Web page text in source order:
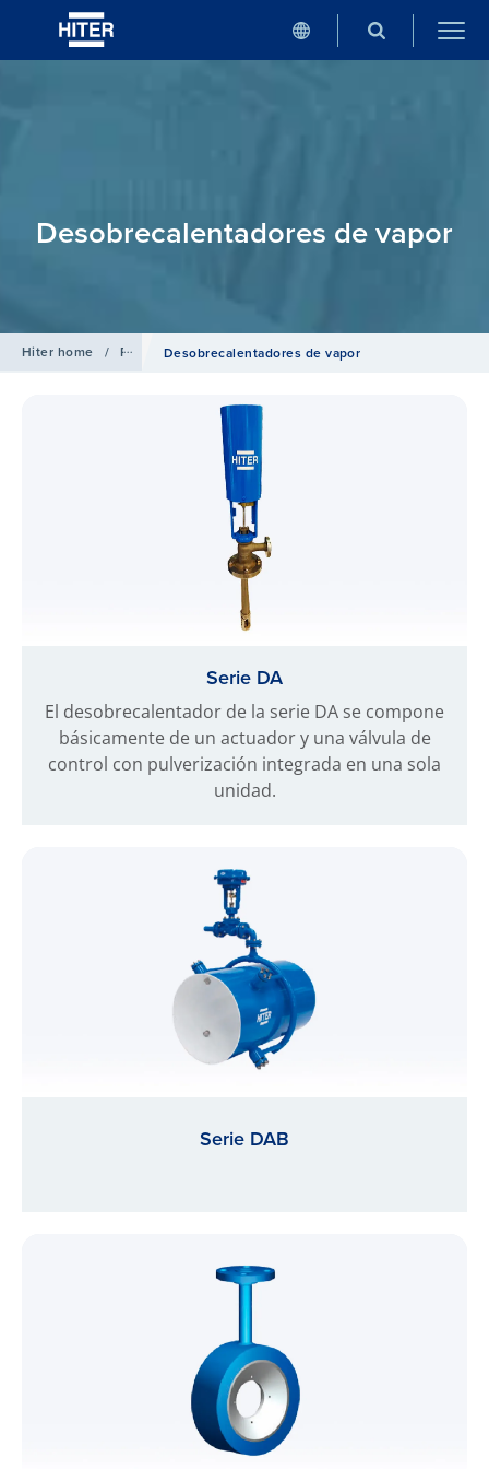
Desobrecalentadores de vapor
Hiter home / ProductosDesobrecalentadores de vapor
Serie DA
El desobrecalentador de la serie DA se compone
básicamente de un actuador y una válvula de
control con pulverización integrada en una sola
unidad.
Serie DAB